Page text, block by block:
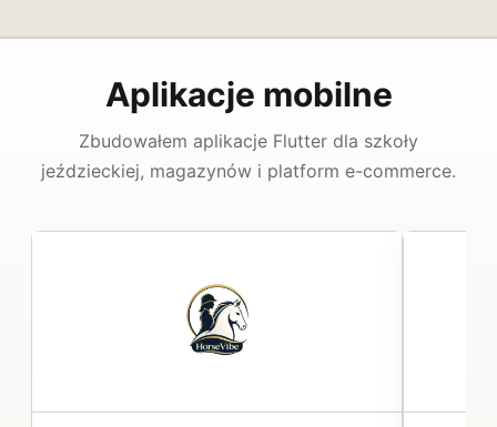
Aplikacje mobilne
Zbudowałem aplikacje Flutter dla szkoły
jeździeckiej, magazynów i platform e-commerce.